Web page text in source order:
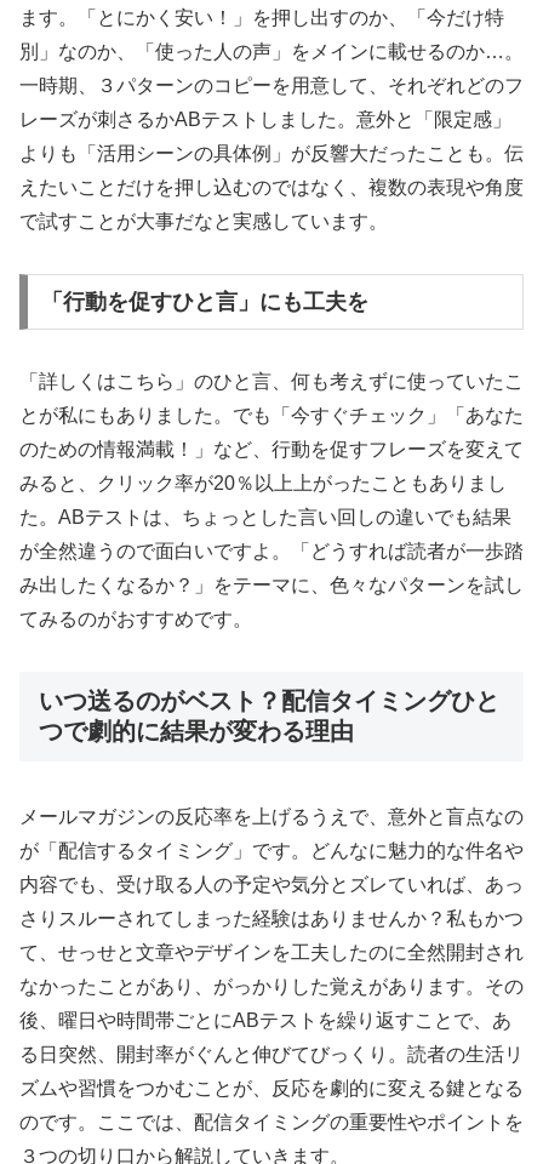
ます。「とにかく安い！」を押し出すのか、「今だけ特
別」なのか、「使った人の声」をメインに載せるのか…。
一時期、３パターンのコピーを用意して、それぞれどのフ
レーズが刺さるかABテストしました。意外と「限定感」
よりも「活用シーンの具体例」が反響大だったことも。伝
えたいことだけを押し込むのではなく、複数の表現や角度
で試すことが大事だなと実感しています。
「行動を促すひと言」にも工夫を
「詳しくはこちら」のひと言、何も考えずに使っていたこ
とが私にもありました。でも「今すぐチェック」「あなた
のための情報満載！」など、行動を促すフレーズを変えて
みると、クリック率が20％以上上がったこともありまし
た。ABテストは、ちょっとした言い回しの違いでも結果
が全然違うので面白いですよ。「どうすれば読者が一歩踏
み出したくなるか？」をテーマに、色々なパターンを試し
てみるのがおすすめです。
いつ送るのがベスト？配信タイミングひと
つで劇的に結果が変わる理由
メールマガジンの反応率を上げるうえで、意外と盲点なの
が「配信するタイミング」です。どんなに魅力的な件名や
内容でも、受け取る人の予定や気分とズレていれば、あっ
さりスルーされてしまった経験はありませんか？私もかつ
て、せっせと文章やデザインを工夫したのに全然開封され
なかったことがあり、がっかりした覚えがあります。その
後、曜日や時間帯ごとにABテストを繰り返すことで、あ
る日突然、開封率がぐんと伸びてびっくり。読者の生活リ
ズムや習慣をつかむことが、反応を劇的に変える鍵となる
のです。ここでは、配信タイミングの重要性やポイントを
３つの切り口から解説していきます。